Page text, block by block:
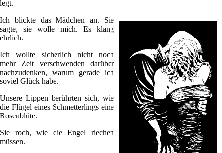
legt.
Ich blickte das Mädchen an. Sie
sagte, sie wolle mich. Es klang
ehrlich.
Ich wollte sicherlich nicht noch
mehr Zeit verschwenden darüber
nachzudenken, warum gerade ich
soviel Glück habe.
Unsere Lippen berührten sich, wie
die Flügel eines Schmetterlings eine
Rosenblüte.
Sie roch, wie die Engel riechen
müssen.